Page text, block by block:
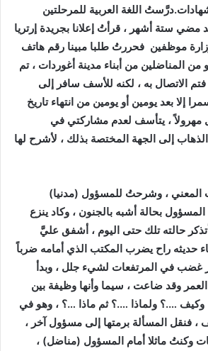
اللغة العربية للمرحلتين
مضي ستة أشهر ، قرأتُ إعلانا بجريدة إرتريا
موظفين فحررتُ طلبا مبينا رقم هاتف
المناضلين من أبناء مدينة أغوردات ، تم
الاتصال به ، لكنه للأسف سافر إلى
إلا بعد يومين أو يومين من انتهاء تاريخ
مهرولاً ، يتأسف لعدم مشاركتي في
إلى الجهة المختصة بذلك ، لأشرح لها
، وشرحتُ للمسؤول (مدنيا)
بحالة أشبه بالجنون ، وكاد ينزع
حالته تلك حتى اليوم ، أشفق عليَّ
حديثه راح يضرب المكتب الذي أمامه ضرباً
غضب في المرتفعات لشيء جلل ، وبدأ
وقد ضاعت ، سيما وأنها وظيفة بين
، وكيف ….؟ ولماذا ….؟ ثم ماذا …؟ ، وهو في
، فنقل المسألة برمتها إلى مسؤول آخر ،
وكنتُ ماثلا أمام المسؤول (مناضل) ،